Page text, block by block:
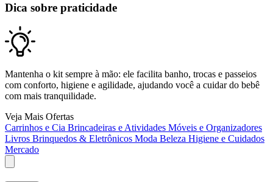
Dica sobre praticidade
Mantenha o kit sempre à mão: ele facilita banho, trocas e passeios
com conforto, higiene e agilidade, ajudando você a cuidar do bebê
com mais tranquilidade.
Veja Mais Ofertas
Carrinhos e Cia Brincadeiras e Atividades Móveis e Organizadores
Livros Brinquedos & Eletrônicos Moda Beleza Higiene e Cuidados
Mercado